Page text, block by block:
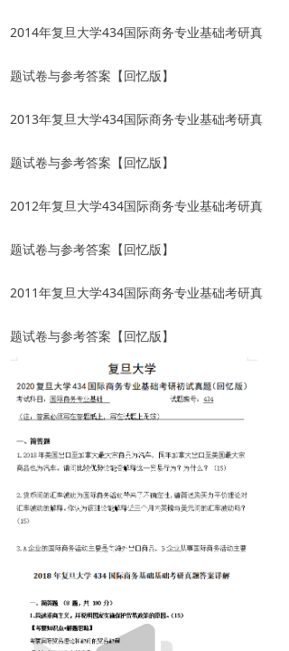
2014年复旦大学434国际商务专业基础考研真
题试卷与参考答案【回忆版】
2013年复旦大学434国际商务专业基础考研真
题试卷与参考答案【回忆版】
2012年复旦大学434国际商务专业基础考研真
题试卷与参考答案【回忆版】
2011年复旦大学434国际商务专业基础考研真
题试卷与参考答案【回忆版】